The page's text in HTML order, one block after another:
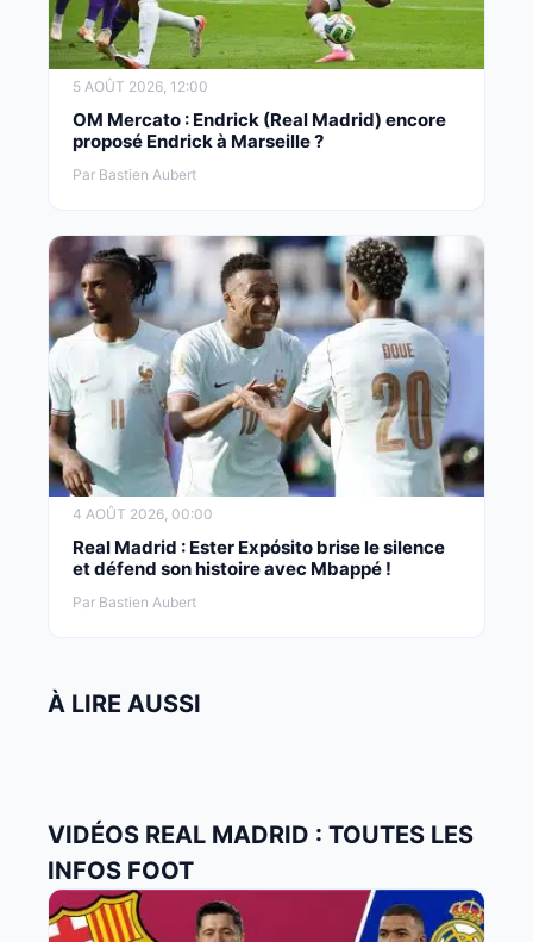
5 AOÛT 2026, 12:00
OM Mercato : Endrick (Real Madrid) encore
proposé Endrick à Marseille ?
Par Bastien Aubert
4 AOÛT 2026, 00:00
Real Madrid : Ester Expósito brise le silence
et défend son histoire avec Mbappé !
Par Bastien Aubert
À LIRE AUSSI
VIDÉOS REAL MADRID : TOUTES LES
INFOS FOOT